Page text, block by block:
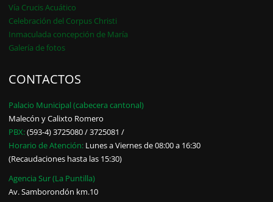
Vía Crucis Acuático
Celebración del Corpus Christi
Inmaculada concepción de María
Galería de fotos
CONTACTOS
Palacio Municipal (cabecera cantonal)
Malecón y Calixto Romero
PBX:(593-4) 3725080 / 3725081 /
Horario de Atención: Lunes a Viernes de 08:00 a 16:30
(Recaudaciones hasta las 15:30)
Agencia Sur (La Puntilla)
Av. Samborondón km.10